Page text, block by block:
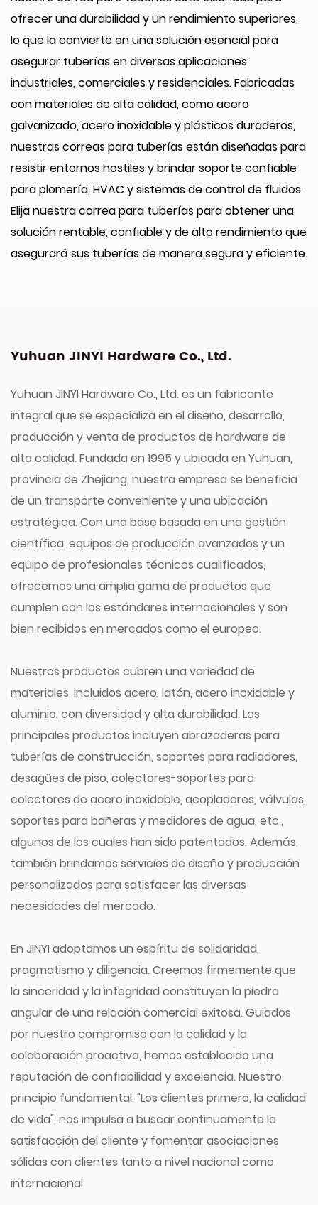
ofrecer una durabilidad y un rendimiento superiores,
lo que la convierte en una solución esencial para
asegurar tuberías en diversas aplicaciones
industriales, comerciales y residenciales. Fabricadas
con materiales de alta calidad, como acero
galvanizado, acero inoxidable y plásticos duraderos,
nuestras correas para tuberías están diseñadas para
resistir entornos hostiles y brindar soporte confiable
para plomería, HVAC y sistemas de control de fluidos.
Elija nuestra correa para tuberías para obtener una
solución rentable, confiable y de alto rendimiento que
asegurará sus tuberías de manera segura y eficiente.
Yuhuan JINYI Hardware Co., Ltd.
Yuhuan JINYI Hardware Co., Ltd. es un fabricante
integral que se especializa en el diseño, desarrollo,
producción y venta de productos de hardware de
alta calidad. Fundada en 1995 y ubicada en Yuhuan,
provincia de Zhejiang, nuestra empresa se beneficia
de un transporte conveniente y una ubicación
estratégica. Con una base basada en una gestión
científica, equipos de producción avanzados y un
equipo de profesionales técnicos cualificados,
ofrecemos una amplia gama de productos que
cumplen con los estándares internacionales y son
bien recibidos en mercados como el europeo.
Nuestros productos cubren una variedad de
materiales, incluidos acero, latón, acero inoxidable y
aluminio, con diversidad y alta durabilidad. Los
principales productos incluyen abrazaderas para
tuberías de construcción, soportes para radiadores,
desagües de piso, colectores-soportes para
colectores de acero inoxidable, acopladores, válvulas,
soportes para bañeras y medidores de agua, etc.,
algunos de los cuales han sido patentados. Además,
también brindamos servicios de diseño y producción
personalizados para satisfacer las diversas
necesidades del mercado.
En JINYI adoptamos un espíritu de solidaridad,
pragmatismo y diligencia. Creemos firmemente que
la sinceridad y la integridad constituyen la piedra
angular de una relación comercial exitosa. Guiados
por nuestro compromiso con la calidad y la
colaboración proactiva, hemos establecido una
reputación de confiabilidad y excelencia. Nuestro
principio fundamental, "Los clientes primero, la calidad
de vida", nos impulsa a buscar continuamente la
satisfacción del cliente y fomentar asociaciones
sólidas con clientes tanto a nivel nacional como
internacional.